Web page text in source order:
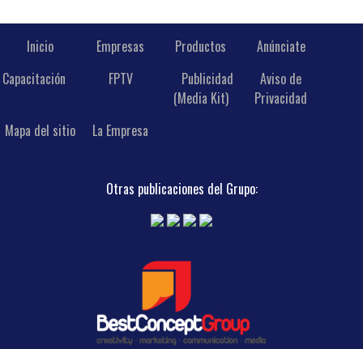
Inicio Empresas Productos
Anúnciate
Capacitación
FPTV
Publicidad
(Media Kit)
Aviso de
Privacidad
Mapa del sitio
La Empresa
Otras publicaciones del Grupo: